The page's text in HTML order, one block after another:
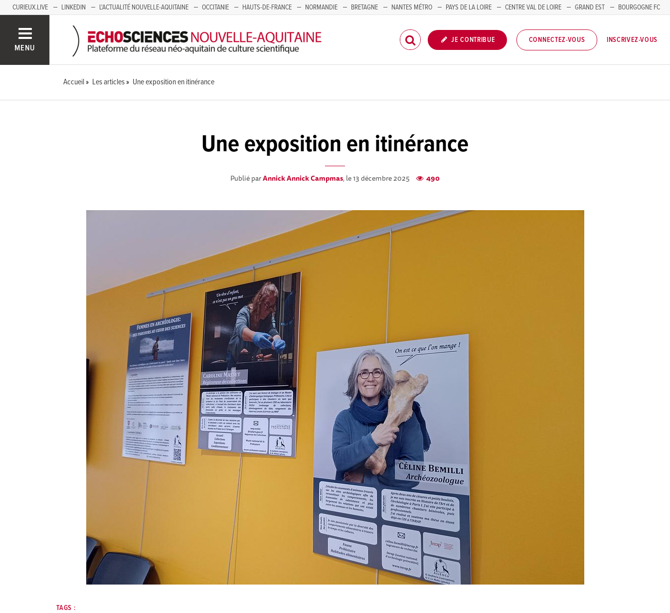
CURIEUX.LIVE LINKEDIN L'ACTUALITÉ NOUVELLE-AQUITAINE OCCITANIE HAUTS-DE-FRANCE NORMANDIE BRETAGNE NANTES MÉTRO PAYS DE LA LOIRE CENTRE VAL DE LOIRE GRAND EST
BOURGOGNE FC
MENU
JE CONTRIBUE CONNECTEZ-VOUS INSCRIVEZ-VOUS
Accueil Les articles Une exposition en itinérance
Une exposition en itinérance
Publié parAnnick Annick Campmas, le 13 décembre 2025 490
TAGS :